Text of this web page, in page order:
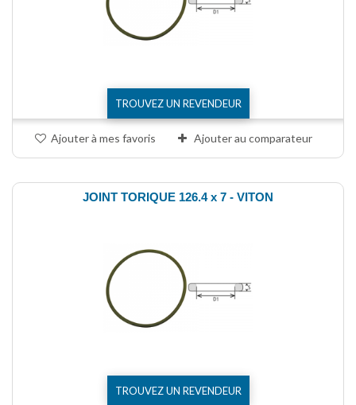
TROUVEZ UN REVENDEUR
Ajouter à mes favoris Ajouter au comparateur
JOINT TORIQUE 126.4 x 7 - VITON
TROUVEZ UN REVENDEUR